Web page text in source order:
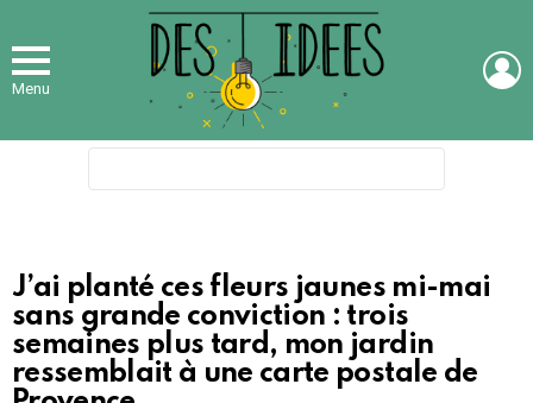
Menu
J’ai planté ces fleurs jaunes mi-mai
sans grande conviction : trois
semaines plus tard, mon jardin
ressemblait à une carte postale de